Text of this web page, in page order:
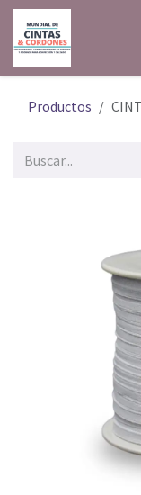
Ir al contenido
Productos